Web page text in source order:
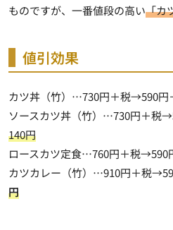
ものですが、一番値段の高い「カ
値引効果
カツ丼（竹）…730円＋税→590
ソースカツ丼（竹）…730円＋税
140円
ロースカツ定食…760円＋税→590
カツカレー（竹）…910円＋税
円